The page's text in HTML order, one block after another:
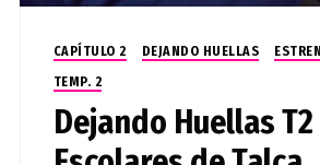
CAPÍTULO 2 DEJANDO HUELLAS
TEMP. 2
Dejando Huellas T2